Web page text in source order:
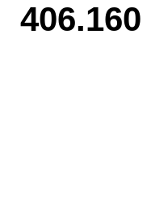
406.160